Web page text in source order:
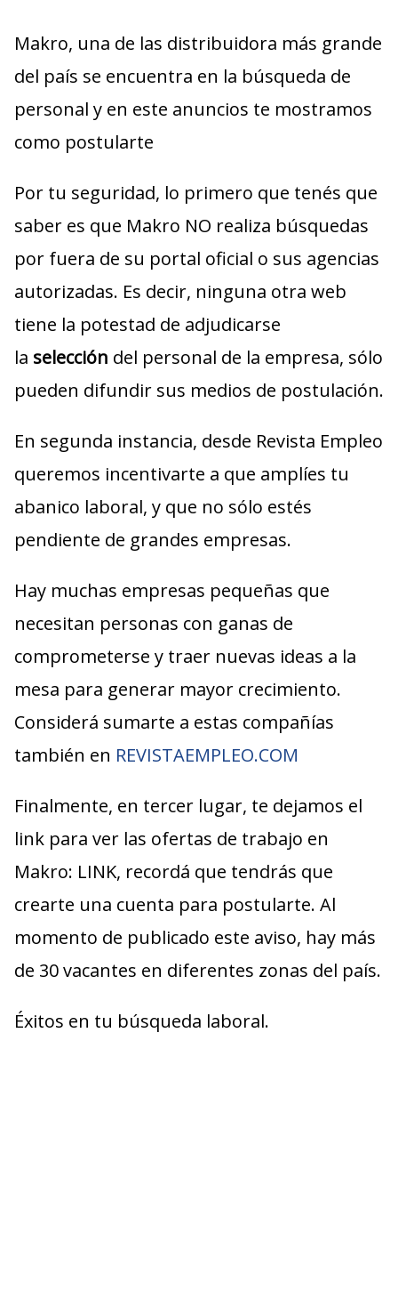
Makro, una de las distribuidora más grande
del país se encuentra en la búsqueda de
personal y en este anuncios te mostramos
como postularte
Por tu seguridad, lo primero que tenés que
saber es que Makro NO realiza búsquedas
por fuera de su portal oficial o sus agencias
autorizadas. Es decir, ninguna otra web
tiene la potestad de adjudicarse
la selección del personal de la empresa, sólo
pueden difundir sus medios de postulación.
En segunda instancia, desde Revista Empleo
queremos incentivarte a que amplíes tu
abanico laboral, y que no sólo estés
pendiente de grandes empresas.
Hay muchas empresas pequeñas que
necesitan personas con ganas de
comprometerse y traer nuevas ideas a la
mesa para generar mayor crecimiento.
Considerá sumarte a estas compañías
también en REVISTAEMPLEO.COM
Finalmente, en tercer lugar, te dejamos el
link para ver las ofertas de trabajo en
Makro: LINK, recordá que tendrás que
crearte una cuenta para postularte. Al
momento de publicado este aviso, hay más
de 30 vacantes en diferentes zonas del país.
Éxitos en tu búsqueda laboral.